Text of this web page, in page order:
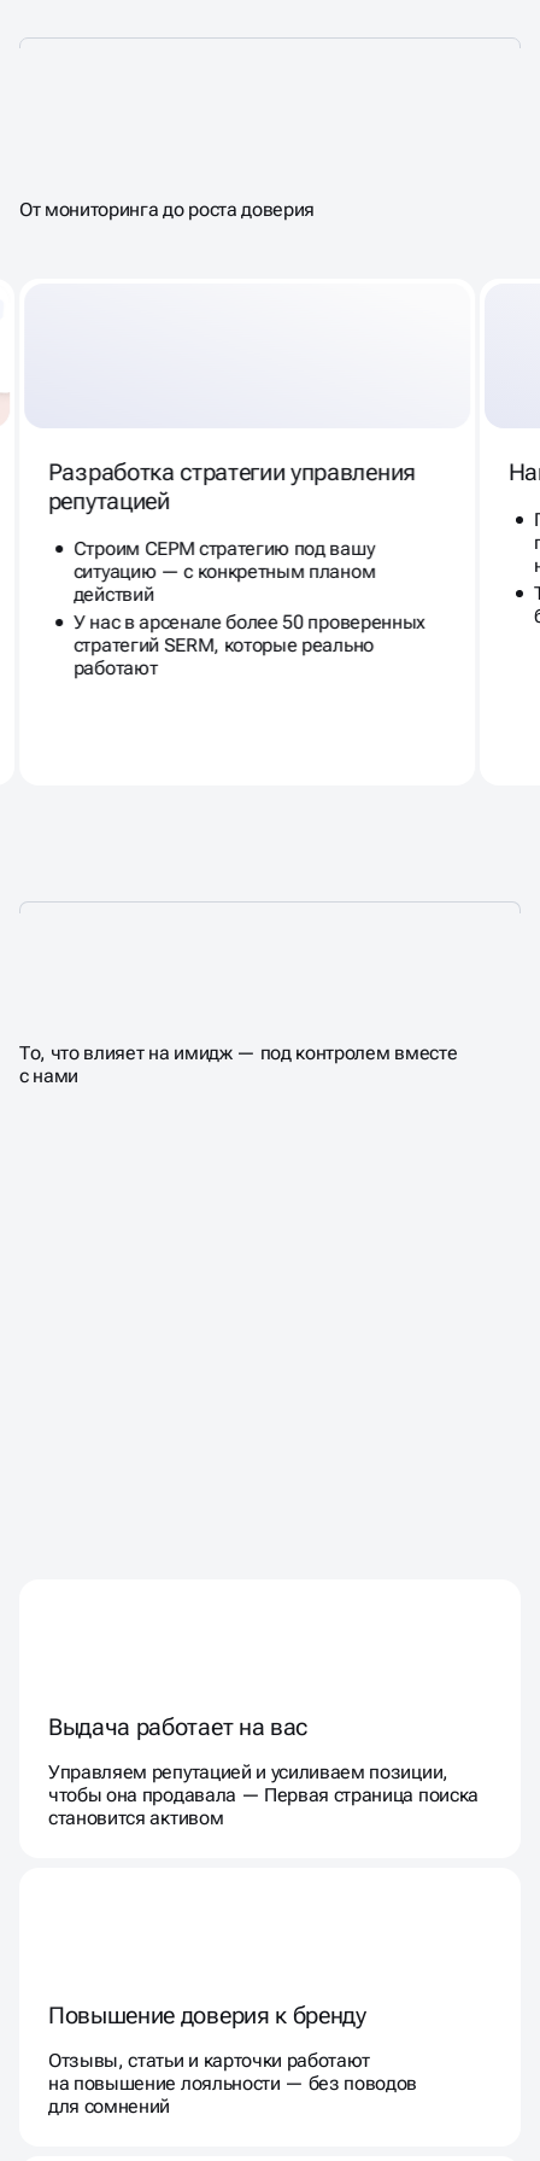
SERM-ПРОДВИЖЕНИЕ
От мониторинга до роста доверия
Разработка стратегии управления
репутацией
Строим СЕРМ стратегию под вашу
ситуацию — с конкретным планом
действий
У нас в арсенале более 50 проверенных
стратегий SERM, которые реально
работают
То, что влияет на имидж — под контролем вместе
с нами
НА ВЫХОДЕ
Выдача работает на вас
Управляем репутацией и усиливаем позиции,
чтобы она продавала — Первая страница поиска
становится активом
Повышение доверия к бренду
Отзывы, статьи и карточки работают
на повышение лояльности — без поводов
для сомнений